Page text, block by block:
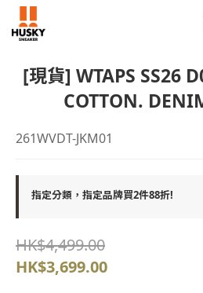
[現貨] WTAPS SS26
COTTON.
261WVDT-JKM01
指定分類，指定品牌買2件88折!
HK$4,499.00
HK$3,699.00